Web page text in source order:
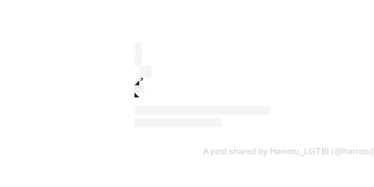
A post shared by Harrotu_LGTBI (@harrotu)